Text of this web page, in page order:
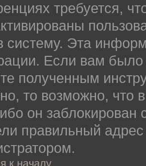
требуется,
систему. Эта
Если вам
полученным
то возможно, что
он
правильный
к началу